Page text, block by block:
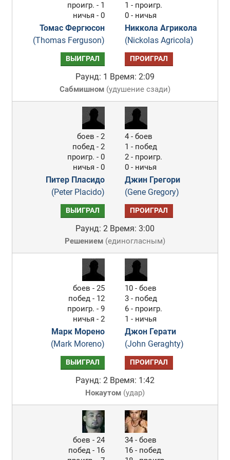
проигр. - 1
ничья - 0
Томас Фергюсон
(Thomas Ferguson)
1 - проигр.
0 - ничья
Никкола Агрикола
(Nickolas Agricola)
ВЫИГРАЛ ПРОИГРАЛ
Раунд: 1 Время: 2:09
Сабмишном(удушение сзади)
боев - 2
побед - 2
проигр. - 0
ничья - 0
Питер Пласидо
(Peter Placido)
4 - боев
1 - побед
2 - проигр.
0 - ничья
Джин Грегори
(Gene Gregory)
ВЫИГРАЛ ПРОИГРАЛ
Раунд: 2 Время: 3:00
Решением(единогласным)
боев - 25
побед - 12
проигр. - 9
ничья - 2
Марк Морено
(Mark Moreno)
10 - боев
3 - побед
6 - проигр.
1 - ничья
Джон Герати
(John Geraghty)
ВЫИГРАЛ ПРОИГРАЛ
Раунд: 2 Время: 1:42
Нокаутом(удар)
боев - 24
побед - 16
34 - боев
16 - побед